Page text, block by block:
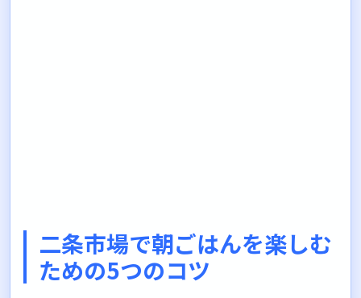
二条市場で朝ごはんを楽しむ
ための5つのコツ